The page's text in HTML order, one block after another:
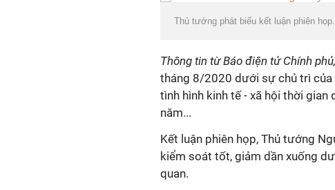
Thủ tướng phát biểu kết luận phiên
Thông tin từ Báo điện tử Chính phủ,
tháng 8/2020 dưới sự chủ trì của
tình hình kinh tế - xã hội thời
năm...
Kết luận phiên họp, Thủ tướng
kiểm soát tốt, giảm dần xuống
quan.